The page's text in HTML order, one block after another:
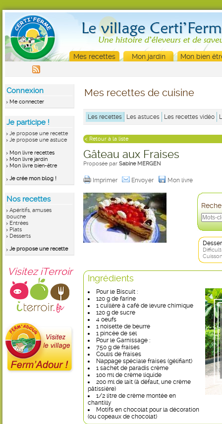
Mes recettes Mon jardin Mon bien
Connexion
Me connecter
Je participe !
Je propose une recette
Je propose une astuce
Mon livre recettes
Mon livre jardin
Mon livre bien-être
Je crée mon blog !
Nos recettes
Apéritifs, amuses
bouche
Entrées
Plats
Desserts
Je propose une recette
Visitez iTerroir
Mes recettes de cuisine
Les recettes Les astuces Les recettes vidéo
< Retour à la liste
Gâteau aux Fraises
Proposée par Sabine MERGEN
Imprimer Envoyer Mon livre
Ingrédients
Pour le Biscuit :
120 g de farine
1 cuillère à café de levure chimique
120 g de sucre
4 oeufs
1 noisette de beurre
1 pincée de sel
Pour le Garnissage :
750 g de fraises
Coulis de fraises
Nappage spéciale fraises (gélifiant)
1 sachet de paradis crème
100 ml de crème liquide
200 ml de lait (à défaut, une crème
pâtissière)
1/2 litre de crème montée en
chantilly
Motifs en chocolat pour la décoration
(ou copeaux de chocolat)